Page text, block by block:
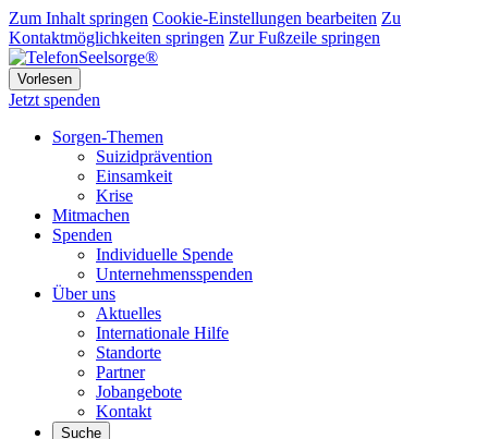
Zum Inhalt springen Cookie-Einstellungen bearbeiten Zu
Kontaktmöglichkeiten springen Zur Fußzeile springen
Vorlesen
Jetzt spenden
Sorgen-Themen
Suizidprävention
Einsamkeit
Krise
Mitmachen
Spenden
Individuelle Spende
Unternehmensspenden
Über uns
Aktuelles
Internationale Hilfe
Standorte
Partner
Jobangebote
Kontakt
Suche